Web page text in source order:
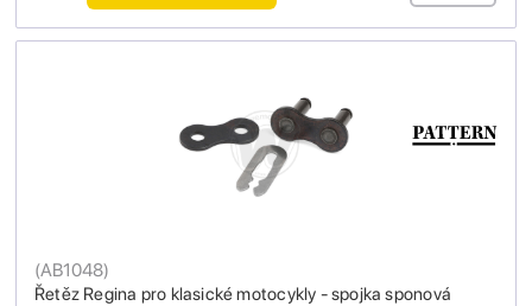
Řetěz Regina pro klasické motocykly - spojka sponová
(AB1048)